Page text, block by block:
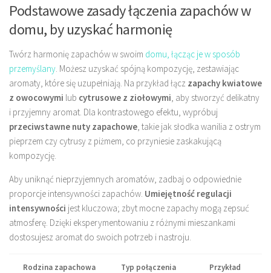
Podstawowe zasady łączenia zapachów w
domu, by uzyskać harmonię
Twórz harmonię zapachów w swoim domu, łącząc je w sposób
przemyślany . Możesz uzyskać spójną kompozycję, zestawiając
aromaty, które się uzupełniają. Na przykład łącz zapachy kwiatowe
z owocowymi lub cytrusowe z ziołowymi , aby stworzyć delikatny
i przyjemny aromat. Dla kontrastowego efektu, wypróbuj
przeciwstawne nuty zapachowe , takie jak słodka wanilia z ostrym
pieprzem czy cytrusy z piżmem, co przyniesie zaskakującą
kompozycję.
Aby uniknąć nieprzyjemnych aromatów, zadbaj o odpowiednie
proporcje intensywności zapachów. Umiejętność regulacji
intensywności jest kluczowa; zbyt mocne zapachy mogą zepsuć
atmosferę. Dzięki eksperymentowaniu z różnymi mieszankami
dostosujesz aromat do swoich potrzeb i nastroju.
Rodzina zapachowa Typ połączenia Przykład